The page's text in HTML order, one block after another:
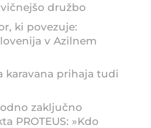
družbo
ki povezuje:
v Azilnem
karavana prihaja tudi
zaključno
PROTEUS: »Kdo